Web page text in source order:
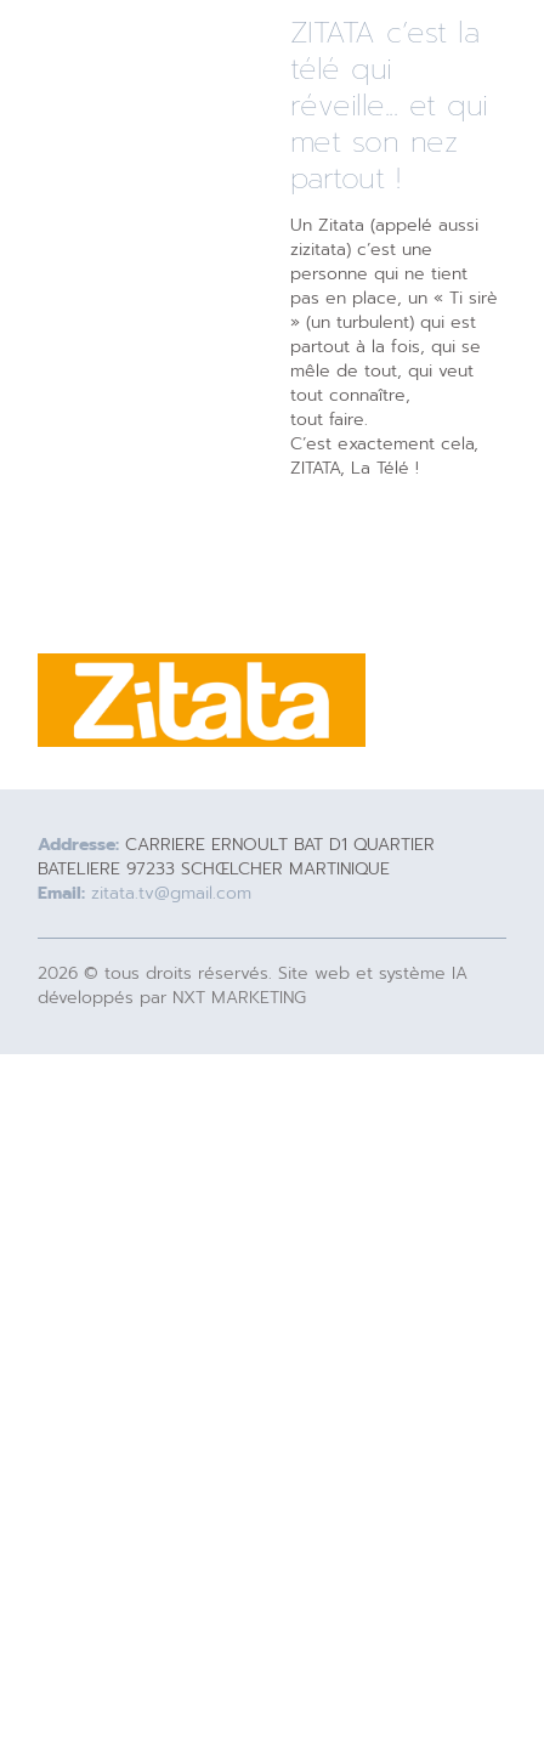
ZITATA c’est la
télé qui
réveille... et qui
met son nez
partout !
Un Zitata (appelé aussi
zizitata) c’est une
personne qui ne tient
pas en place, un « Ti sirè
» (un turbulent) qui est
partout à la fois, qui se
mêle de tout, qui veut
tout connaître,
tout faire.
C’est exactement cela,
ZITATA, La Télé !
Addresse: CARRIERE ERNOULT BAT D1 QUARTIER
BATELIERE 97233 SCHŒLCHER MARTINIQUE
Email: zitata.tv@gmail.com
2026 © tous droits réservés. Site web et système IA
développés par NXT MARKETING